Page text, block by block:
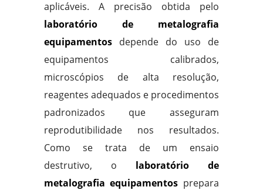
aplicáveis. A precisão obtida pelo
laboratório de metalografia
equipamentosdepende do uso de
equipamentos calibrados,
microscópios de alta resolução,
reagentes adequados e procedimentos
padronizados que asseguram
reprodutibilidade nos resultados.
Como se trata de um ensaio
destrutivo, o laboratório de
metalografia equipamentos prepara